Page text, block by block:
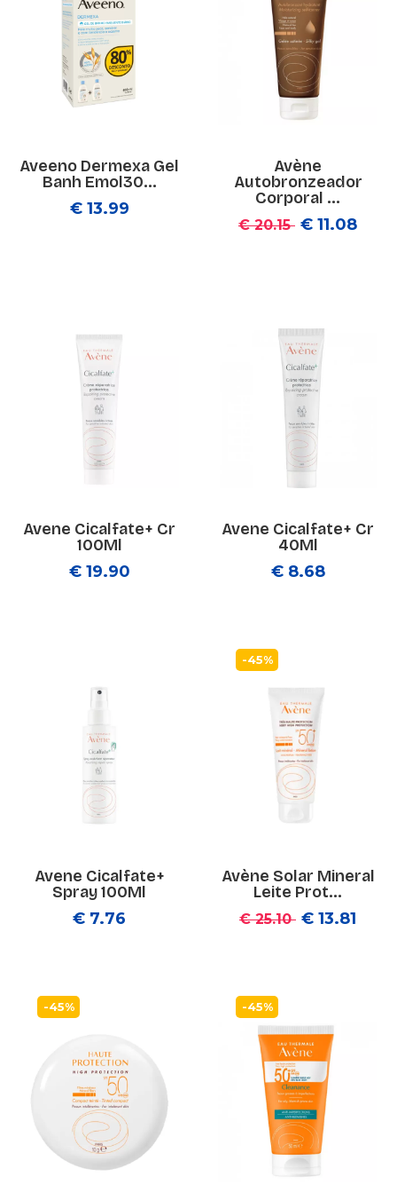
Aveeno Dermexa Gel
Banh Emol30...
€ 13.99
Avène
Autobronzeador
Corporal ...
€ 20.15 € 11.08
Avene Cicalfate+ Cr
100Ml
€ 19.90
Avene Cicalfate+ Cr
40Ml
€ 8.68
Avene Cicalfate+
Spray 100Ml
€ 7.76
-45%
Avène Solar Mineral
Leite Prot...
€ 25.10 € 13.81
-45% -45%